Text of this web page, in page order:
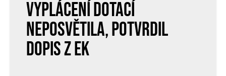
vyplácení dotací
neposvětila, potvrdil
dopis z EK